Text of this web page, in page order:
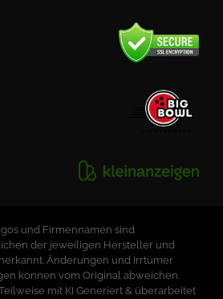
und Firmennamen sind
der jeweiligen Hersteller und
Änderungen und Irrtümer
können vom Original abweichen.
mit KI Generiert & überarbeitet